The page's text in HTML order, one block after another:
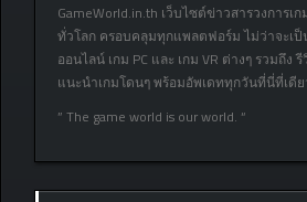
GameWorld.in.th เว็บไซต์ข่าวสารวงการ
ทั่วโลก ครอบคลุมทุกแพลตฟอร์ม ไม่ว่าจะเป็
ออนไลน์ เกม PC และ เกม VR ต่างๆ รวมถึง
แนะนำเกมโดนๆ พร้อมอัพเดททุกวันที่นี่ที่เดีย
” The game world is our world. “